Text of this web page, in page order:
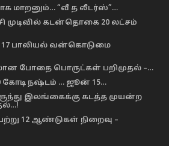
மாறனும்… “வீ த லீடர்ஸ்”…
முடிவில் கடன்தொகை 20 லட்சம்
17 பாலியல் வன்கொடுமை
போதை பொருட்கள் பறிமுதல் –…
கோடி நஷ்டம் … ஜூன் 15…
இலங்கைக்கு கடத்த முயன்ற
12 ஆண்டுகள் நிறைவு –